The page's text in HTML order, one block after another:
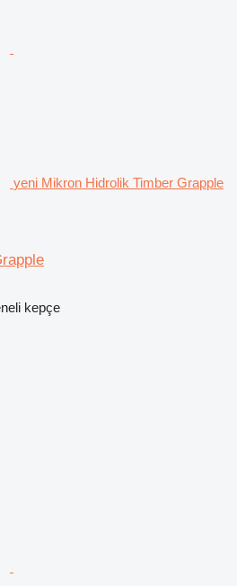
yeni Mikron Hidrolik Timber Grapple
kepçe